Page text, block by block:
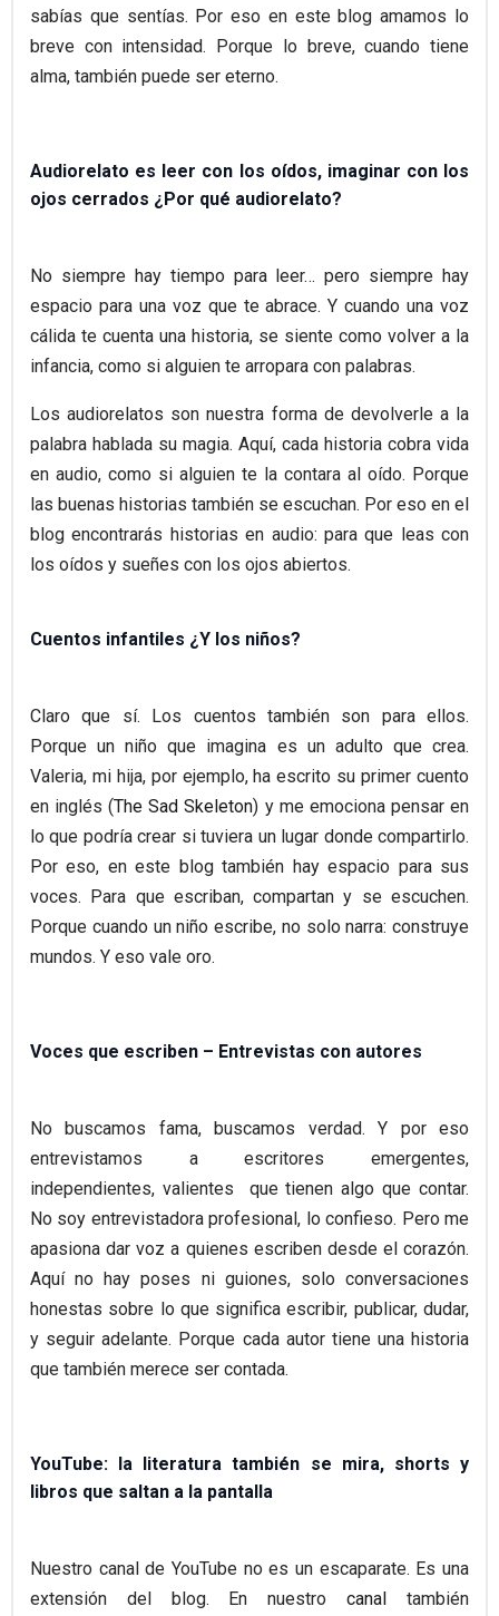
sabías que sentías. Por eso en este blog amamos lo
breve con intensidad. Porque lo breve, cuando tiene
alma, también puede ser eterno.
Audiorelato es leer con los oídos, imaginar con los
ojos cerrados ¿Por qué audiorelato?
No siempre hay tiempo para leer… pero siempre hay
espacio para una voz que te abrace. Y cuando una voz
cálida te cuenta una historia, se siente como volver a la
infancia, como si alguien te arropara con palabras.
Los audiorelatos son nuestra forma de devolverle a la
palabra hablada su magia. Aquí, cada historia cobra vida
en audio, como si alguien te la contara al oído. Porque
las buenas historias también se escuchan. Por eso en el
blog encontrarás historias en audio: para que leas con
los oídos y sueñes con los ojos abiertos.
Cuentos infantiles ¿Y los niños?
Claro que sí. Los cuentos también son para ellos.
Porque un niño que imagina es un adulto que crea.
Valeria, mi hija, por ejemplo, ha escrito su primer cuento
en inglés (The Sad Skeleton) y me emociona pensar en
lo que podría crear si tuviera un lugar donde compartirlo.
Por eso, en este blog también hay espacio para sus
voces. Para que escriban, compartan y se escuchen.
Porque cuando un niño escribe, no solo narra: construye
mundos. Y eso vale oro.
Voces que escriben – Entrevistas con autores
No buscamos fama, buscamos verdad. Y por eso
entrevistamos a escritores emergentes,
independientes, valientes que tienen algo que contar.
No soy entrevistadora profesional, lo confieso. Pero me
apasiona dar voz a quienes escriben desde el corazón.
Aquí no hay poses ni guiones, solo conversaciones
honestas sobre lo que significa escribir, publicar, dudar,
y seguir adelante. Porque cada autor tiene una historia
que también merece ser contada.
YouTube: la literatura también se mira, shorts y
libros que saltan a la pantalla
Nuestro canal de YouTube no es un escaparate. Es una
extensión del blog. En nuestrocanal también